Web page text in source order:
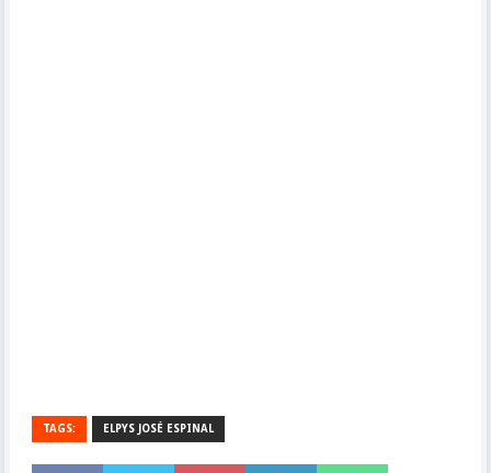
TAGS: ELPYS JOSÉ ESPINAL